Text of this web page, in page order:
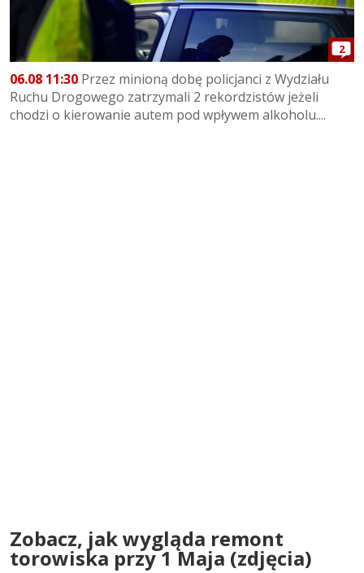
2
06.08 11:30 Przez minioną dobę policjanci z Wydziału
Ruchu Drogowego zatrzymali 2 rekordzistów jeżeli
chodzi o kierowanie autem pod wpływem alkoholu....
Zobacz, jak wygląda remont
torowiska przy 1 Maja (zdjęcia)